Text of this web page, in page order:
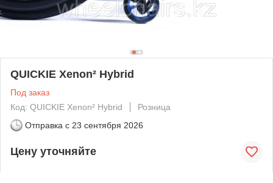
QUICKIE Xenon² Hybrid
Под заказ
Код: QUICKIE Xenon² Hybrid
Розница
Отправка с 23 сентября 2026
Цену уточняйте